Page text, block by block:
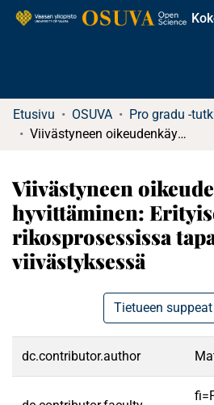
Etusivu OSUVA
Viivästyneen oikeudenkäynnin hyvittäminen: Erityisesti rikosprosessissa tapahtuneessa viivästyksessä
Viivästyneen
hyvittäminen:
rikosprosessissa
viivästyksessä
Tietueen
dc.contributor.author